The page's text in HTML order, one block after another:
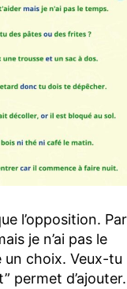
l’opposition. Par
je n’ai pas le
un choix. Veux-tu
permet d’ajouter.